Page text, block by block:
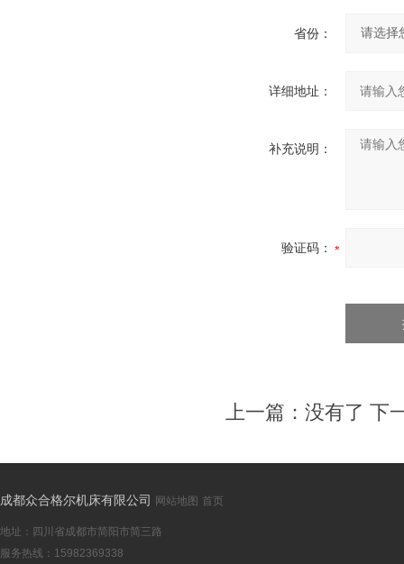
省份：
详细地址：
补充说明：
验证码：
上一篇：没有了 下
成都众合格尔机床有限公司 网站地图 首页
地址：四川省成都市简阳市简三路
服务热线：15982369338